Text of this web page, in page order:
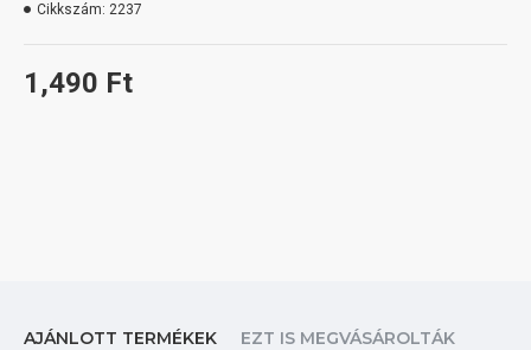
1,490 Ft
Cikkszám: 2237
AJÁNLOTT TERMÉKEK EZT IS MEGVÁSÁROLTÁK